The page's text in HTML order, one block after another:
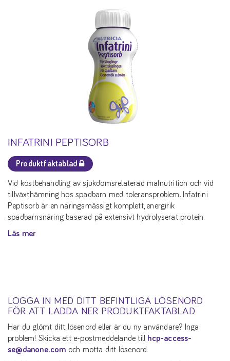
INFATRINI PEPTISORB
Produktfaktablad
Vid kostbehandling av sjukdomsrelaterad malnutrition och vid
tillväxthämning hos spädbarn med toleransproblem. Infatrini
Peptisorb är en näringsmässigt komplett, energirik
spädbarnsnäring baserad på extensivt hydrolyserat protein.
Läs mer
LOGGA IN MED DITT BEFINTLIGA LÖSENORD
FÖR ATT LADDA NER PRODUKTFAKTABLAD
Har du glömt ditt lösenord eller är du ny användare? Inga
problem! Skicka ett e-postmeddelande till hcp-access-
se@danone.com och motta ditt lösenord.